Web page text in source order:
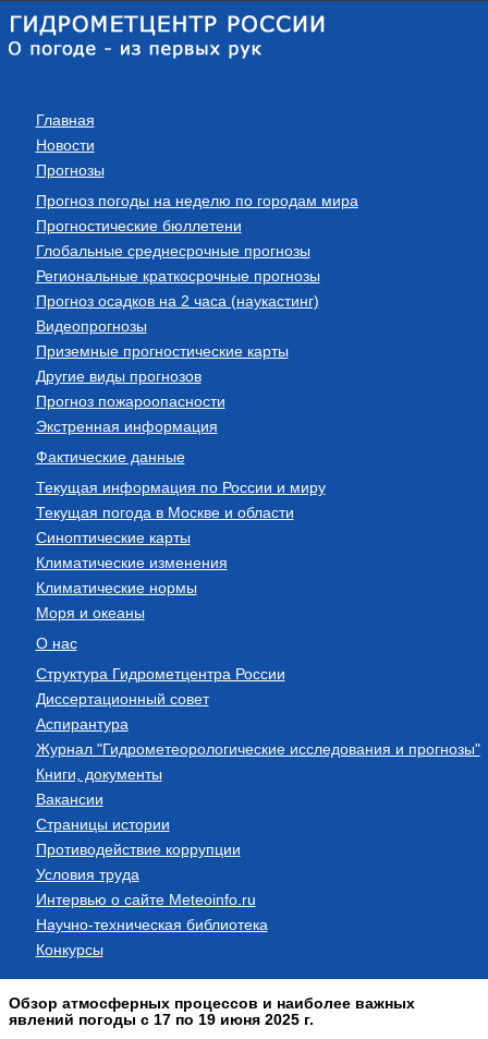
Главная
Новости
Прогнозы
Прогноз погоды на неделю по городам мира
Прогностические бюллетени
Глобальные среднесрочные прогнозы
Региональные краткосрочные прогнозы
Прогноз осадков на 2 часа (наукастинг)
Видеопрогнозы
Приземные прогностические карты
Другие виды прогнозов
Прогноз пожароопасности
Экстренная информация
Фактические данные
Текущая информация по России и миру
Текущая погода в Москве и области
Синоптические карты
Климатические изменения
Климатические нормы
Моря и океаны
О нас
Структура Гидрометцентра России
Диссертационный совет
Аспирантура
Журнал "Гидрометеорологические исследования и прогнозы"
Книги, документы
Вакансии
Страницы истории
Противодействие коррупции
Условия труда
Интервью о сайте Meteoinfo.ru
Научно-техническая библиотека
Конкурсы
Обзор атмосферных процессов и наиболее важных
явлений погоды с 17 по 19 июня 2025 г.